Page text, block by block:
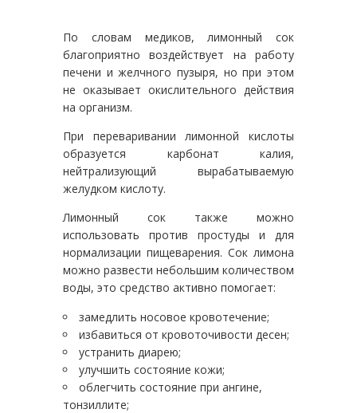
По словам медиков, лимонный сок
благоприятно воздействует на работу
печени и желчного пузыря, но при этом
не оказывает окислительного действия
на организм.
При переваривании лимонной кислоты
образуется карбонат калия,
нейтрализующий вырабатываемую
желудком кислоту.
Лимонный сок также можно
использовать против простуды и для
нормализации пищеварения. Сок лимона
можно развести небольшим количеством
воды, это средство активно помогает:
замедлить носовое кровотечение;
избавиться от кровоточивости десен;
устранить диарею;
улучшить состояние кожи;
облегчить состояние при ангине,
тонзиллите;